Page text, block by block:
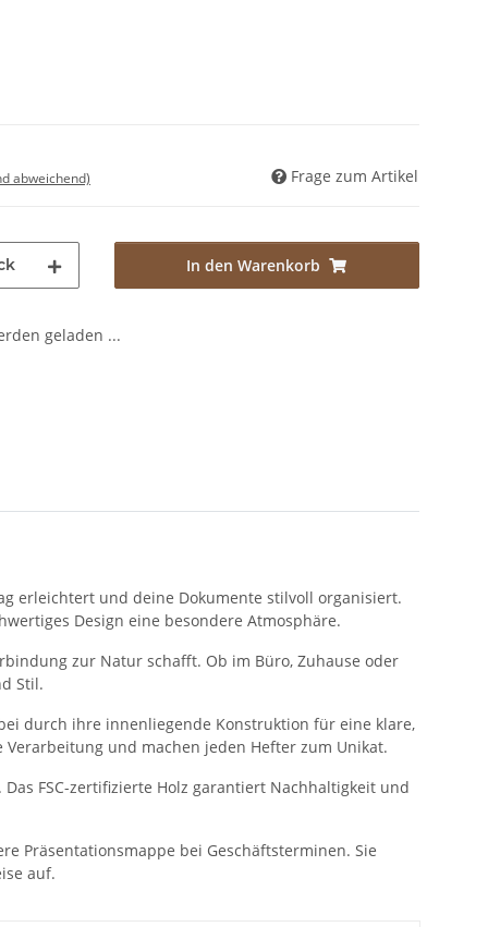
abweichend) Frage zum Artikel
In den Warenkorb
geladen ...
erleichtert und deine Dokumente stilvoll organisiert.
Design eine besondere Atmosphäre.
zur Natur schafft. Ob im Büro, Zuhause oder
Stil.
durch ihre innenliegende Konstruktion für eine klare,
und machen jeden Hefter zum Unikat.
FSC-zertifizierte Holz garantiert Nachhaltigkeit und
Präsentationsmappe bei Geschäftsterminen. Sie
auf.